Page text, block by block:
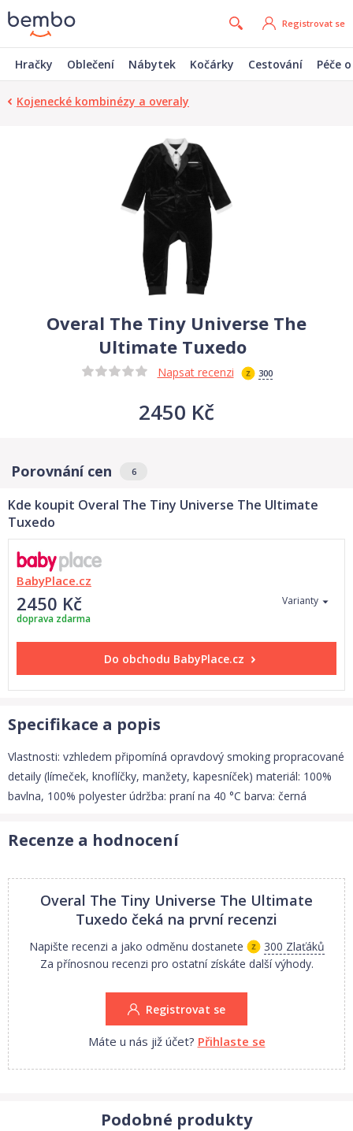
Registrovat se
Hračky Oblečení Nábytek Kočárky Cestování Péče
Kojenecké kombinézy a overaly
Overal The Tiny Universe The
Ultimate Tuxedo
Napsat recenzi 300
2450 Kč
Porovnání cen 6
Kde koupit Overal The Tiny Universe The Ultimate
Tuxedo
BabyPlace.cz
2450 Kč
doprava zdarma
Varianty
Do obchodu BabyPlace.cz
Specifikace a popis
Vlastnosti: vzhledem připomíná opravdový smoking propracované
detaily (límeček, knoflíčky, manžety, kapesníček) materiál: 100%
bavlna, 100% polyester údržba: praní na 40 °C barva: černá
Recenze a hodnocení
Overal The Tiny Universe The Ultimate
Tuxedo čeká na první recenzi
Napište recenzi a jako odměnu dostanete
300 Zlaťáků
Za přínosnou recenzi pro ostatní získáte další výhody.
Registrovat se
Máte u nás již účet? Přihlaste se
Podobné produkty